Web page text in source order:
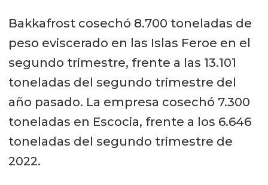
Bakkafrost cosechó 8.700 toneladas de
peso eviscerado en las Islas Feroe en el
segundo trimestre, frente a las 13.101
toneladas del segundo trimestre del
año pasado. La empresa cosechó 7.300
toneladas en Escocia, frente a los 6.646
toneladas del segundo trimestre de
2022.